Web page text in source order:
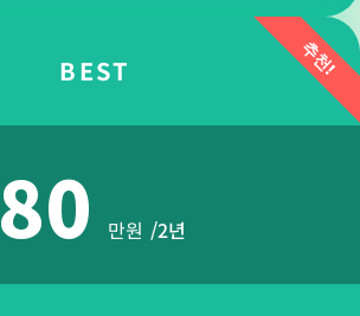
추천!
BEST
80만원 /2년